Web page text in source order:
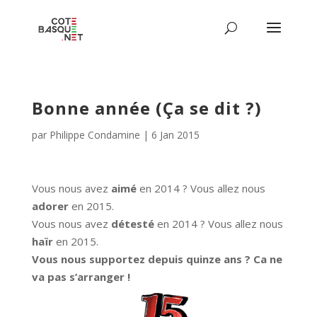
Bonne année (Ça se dit ?)
par Philippe Condamine | 6 Jan 2015
Vous nous avez aiméen 2014 ? Vous allez nous
adoreren 2015.
Vous nous avez détestéen 2014 ? Vous allez nous
haïren 2015.
Vous nous supportez depuis quinze ans ? Ca ne
va pas s’arranger !